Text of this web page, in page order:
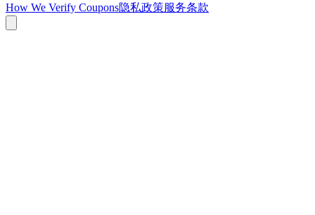
How We Verify Coupons隐私政策服务条款